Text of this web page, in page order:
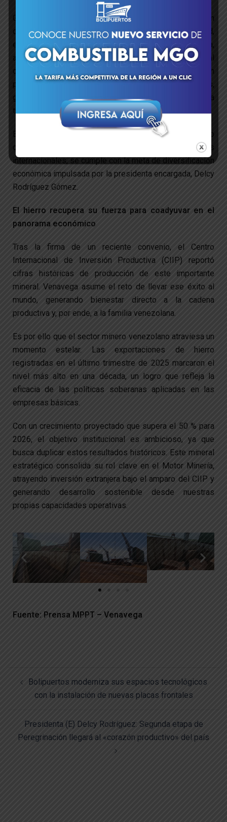
Gracias a estas características técnicas, que incluyen
dos bodegas especializadas y grúas de alta capacidad,
el buque permite acelerar los ciclos de carga y descarga,
adaptándose con versatilidad a cualquier puerto nacional
o internacional. Su diseño le permite navegar con
precisión en zonas ribereñas y canales fluviales,
garantizando una salida fluida al océano Atlántico a
través del canal del río Orinoco.
Esta operación no solo moviliza carga; moviliza el futuro
de la nación. Al trasladar el hierro hacia mercados
internacionales, se cumple con la meta de diversificación
económica impulsada por la presidenta encargada, Delcy
Rodríguez Gómez.
El hierro recupera su fuerza para coadyuvar en el
panorama económico
Tras la firma de un reciente convenio, el Centro
Internacional de Inversión Productiva (CIIP) reportó
cifras históricas de producción de este importante
mineral. Venavega asume el reto de llevar ese éxito al
mundo, generando bienestar directo a la cadena
productiva y, por ende, a la familia venezolana.
Es por ello que el sector minero venezolano atraviesa un
momento estelar. Las exportaciones de hierro
registradas en el último trimestre de 2025 marcaron el
nivel más alto en una década, un logro que refleja la
eficacia de las políticas soberanas aplicadas en las
empresas básicas.
Con un crecimiento proyectado que supera el 50 % para
2026, el objetivo institucional es ambicioso, ya que
busca duplicar estos resultados históricos. Este mineral
estratégico consolida su rol clave en el Motor Minería,
atrayendo inversión extranjera bajo el amparo del CIIP y
generando desarrollo sostenible desde nuestras
propias capacidades operativas.
Fuente: Prensa MPPT – Venavega
Bolipuertos moderniza sus espacios tecnológicos
con la instalación de nuevas placas frontales
Presidenta (E) Delcy Rodríguez: Segunda etapa de
Peregrinación llegará al «corazón productivo» del país